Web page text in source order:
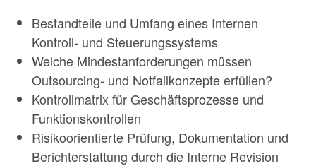
Bestandteile und Umfang eines Internen
Kontroll- und Steuerungssystems
Welche Mindestanforderungen müssen
Outsourcing- und Notfallkonzepte erfüllen?
Kontrollmatrix für Geschäftsprozesse und
Funktionskontrollen
Risikoorientierte Prüfung, Dokumentation und
Berichterstattung durch die Interne Revision